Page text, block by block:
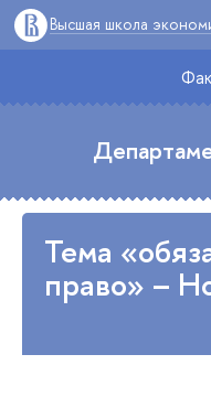
Высшая школа
Тема
право» –